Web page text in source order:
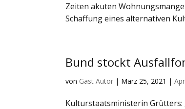
Zeiten akuten
Schaffung eines alternativen
Bund stockt
von Gast Autor | März 25, 2021 |
Kulturstaatsministerin Grütters: